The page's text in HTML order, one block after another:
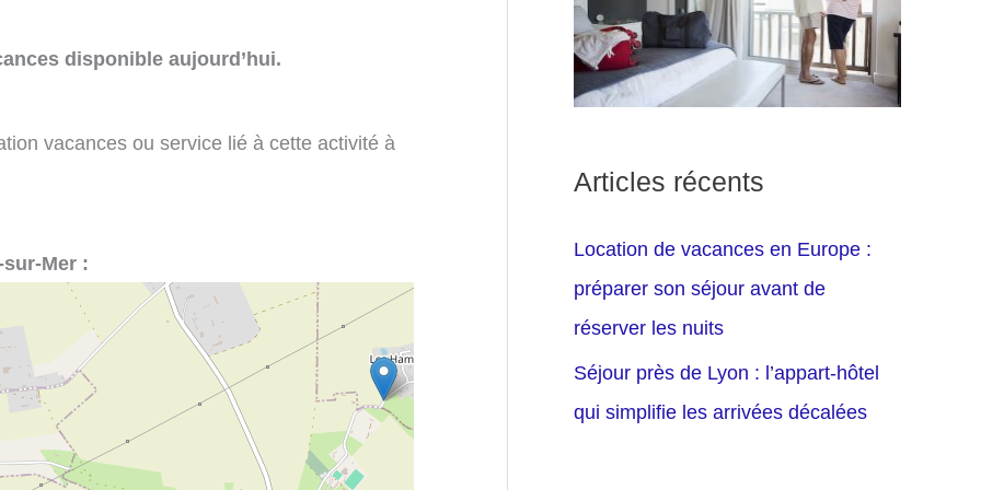
disponible aujourd’hui.
vacances ou service lié à cette activité à
Mer :
Articles récents
Location de vacances en Europe :
préparer son séjour avant de
réserver les nuits
Séjour près de Lyon : l’appart-hôtel
qui simplifie les arrivées décalées